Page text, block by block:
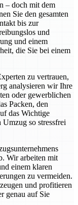
– doch mit dem
Sie den gesamten
bis zur
und
und einem
die Sie bei einem
zu vertrauen,
analysieren wir Ihre
oder gewerblichen
Packen, den
das Wichtige
so stressfrei
Wir arbeiten mit
einem klaren
zu vermeiden.
und profitieren
genau auf Sie